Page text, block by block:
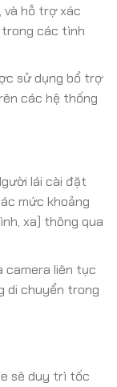
và hỗ trợ xác
các tình
sử dụng bổ trợ
các hệ thống
lái cài đặt
mức khoảng
xa) thông qua
camera liên tục
di chuyển trong
sẽ duy trì tốc